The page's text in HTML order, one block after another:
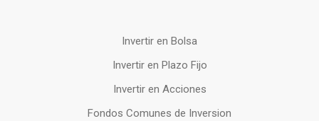
Invertir en Bolsa
Invertir en Plazo Fijo
Invertir en Acciones
Fondos Comunes de Inversion